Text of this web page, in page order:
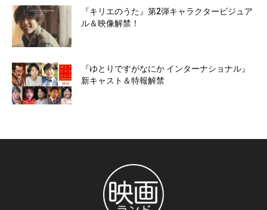
『キリエのうた』第2弾キャラクタービジュア
ル＆映像解禁！
『ゆとりですがなにか インターナショナル』
新キャスト＆特報解禁